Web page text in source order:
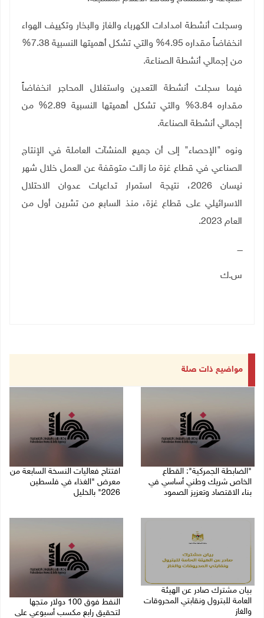
وسجلت أنشطة امدادات الكهرباء والغاز والبخار وتكييف الهواء
انخفاضاً مقداره 4.95% والتي تشكل أهميتها النسبية 7.38%
من إجمالي أنشطة الصناعة.
فيما سجلت أنشطة التعدين واستغلال المحاجر انخفاضاً
مقداره 3.84% والتي تشكل أهميتها النسبية 2.89% من
إجمالي أنشطة الصناعة.
ونوه "الإحصاء" إلى أن جميع المنشآت العاملة في الإنتاج
الصناعي في قطاع غزة ما زالت متوقفة عن العمل خلال شهر
نيسان 2026، نتيجة استمرار تداعيات عدوان الاحتلال
الاسرائيلي على قطاع غزة، منذ السابع من تشرين أول من
العام 2023.
ــــ
س.ك
مواضيع ذات صلة
"الضابطة الجمركية": القطاع
الخاص شريك وطني أساسي في
بناء الاقتصاد وتعزيز الصمود
افتتاح فعاليات النسخة السابعة من
معرض "الغذاء في فلسطين
2026" بالخليل
بيان مشترك صادر عن الهيئة
العامة للبترول ونقابتي المحروقات
والغاز
النفط فوق 100 دولار متجها
لتحقيق رابع مكسب أسبوعي على